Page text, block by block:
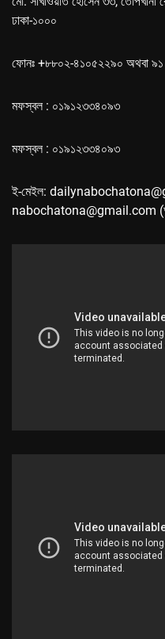
ঢাকা-১০০০
ফোনঃ +৮৮০২-৪১০৫২২৯০ অথবা ৯১
মফস্বল : ০১৯১২৩৩৪০৯৩
মফস্বল : ০১৯১২৩৩৪০৯৩
ই-মেইল:
nabochatona@gmail.com